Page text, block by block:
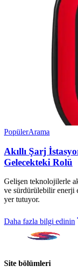
PopülerArama
Akıllı Şarj
Gelecekteki Rolü
Gelişen teknolojilerle
ve sürdürülebilir enerji
yer tutuyor.
Daha fazla bilgi edinin
Site bölümleri